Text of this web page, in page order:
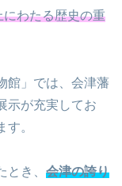
にわたる歴史の重
館」では、会津藩
示が充実してお
。
き、 会津の誇り